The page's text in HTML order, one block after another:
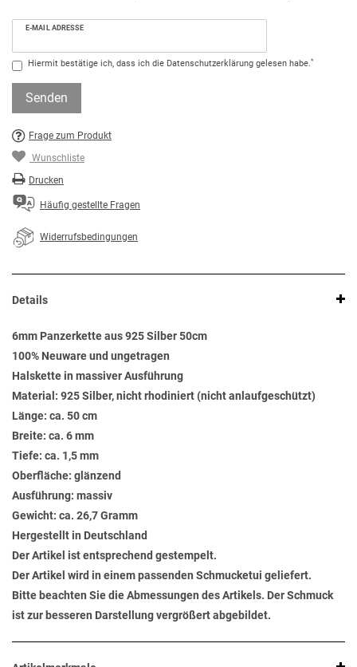
E-MAIL ADRESSE
Hiermit bestätige ich, dass ich die Daten­schutz­erklärung gelesen habe.*
Senden
Frage zum Produkt
Wunschliste
Drucken
Häufig gestellte Fragen
Widerrufsbedingungen
Details
6mm Panzerkette aus 925 Silber 50cm
100% Neuware und ungetragen
Halskette in massiver Ausführung
Material: 925 Silber, nicht rhodiniert (nicht anlaufgeschützt)
Länge: ca. 50 cm
Breite: ca. 6 mm
Tiefe: ca. 1,5 mm
Oberfläche: glänzend
Ausführung: massiv
Gewicht: ca. 26,7 Gramm
Hergestellt in Deutschland
Der Artikel ist entsprechend gestempelt.
Der Artikel wird in einem passenden Schmucketui geliefert.
Bitte beachten Sie die Abmessungen des Artikels. Der Schmuck
ist zur besseren Darstellung vergrößert abgebildet.